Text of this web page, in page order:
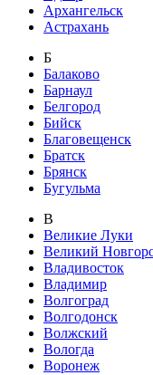
Архангельск
Астрахань
Б
Балаково
Барнаул
Белгород
Бийск
Благовещенск
Братск
Брянск
Бугульма
В
Великие Луки
Великий
Владивосток
Владимир
Волгоград
Волгодонск
Волжский
Вологда
Воронеж